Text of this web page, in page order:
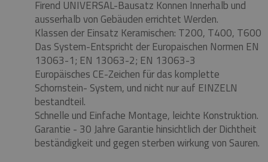
Firend UNIVERSAL-Bausatz Konnen Innerhalb und
ausserhalb von Gebäuden errichtet Werden.
Klassen der Einsatz Keramischen: T200, T400, T600
Das System-Entspricht der Europaischen Normen EN
13063-1; EN 13063-2; EN 13063-3
Europäisches CE-Zeichen für das komplette
Schornstein- System, und nicht nur auf EINZELN
bestandteil.
Schnelle und Einfache Montage, leichte Konstruktion.
Garantie - 30 Jahre Garantie hinsichtlich der Dichtheit
beständigkeit und gegen sterben wirkung von Sauren.